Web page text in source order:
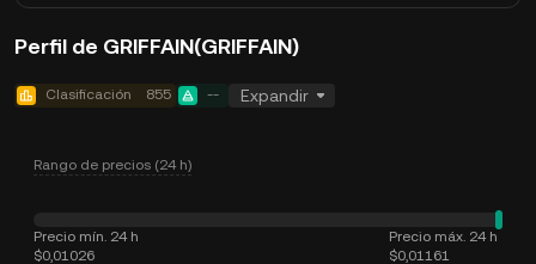
Perfil de GRIFFAIN(GRIFFAIN)
Clasificación 855 -- Expandir
Rango de precios (24 h)
Precio mín. 24 h
$0,01026
Precio máx. 24 h
$0,01161